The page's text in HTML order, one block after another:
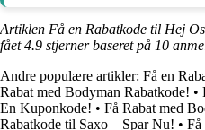
Artiklen Få en Rabatkode til Hej
fået4.9 stjerner baseret på 10
Andre populære artikler: Få en
Rabat med Bodyman Rabatkode! •
En Kuponkode! • Få Rabat med
Rabatkode til Saxo – Spar Nu! • Få